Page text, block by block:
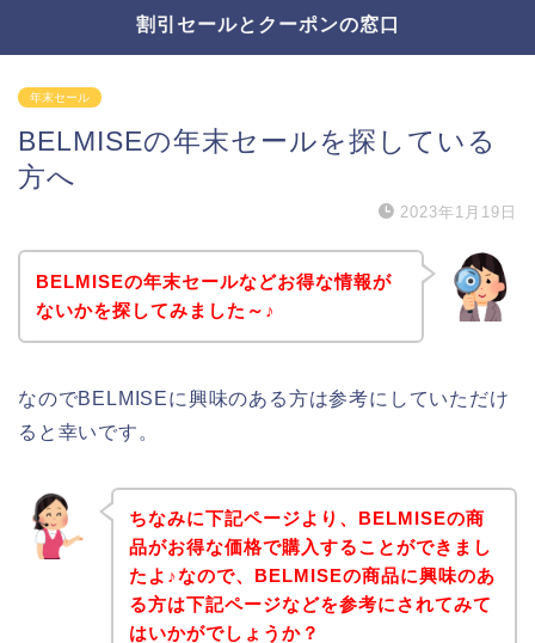
割引セールとクーポンの窓口
年末セール
BELMISEの年末セールを探している
方へ
2023年1月19日
BELMISEの年末セールなどお得な情報が
ないかを探してみました～♪
なのでBELMISEに興味のある方は参考にしていただけ
ると幸いです。
ちなみに下記ページより、BELMISEの商
品がお得な価格で購入することができまし
たよ♪なので、BELMISEの商品に興味のあ
る方は下記ページなどを参考にされてみて
はいかがでしょうか？